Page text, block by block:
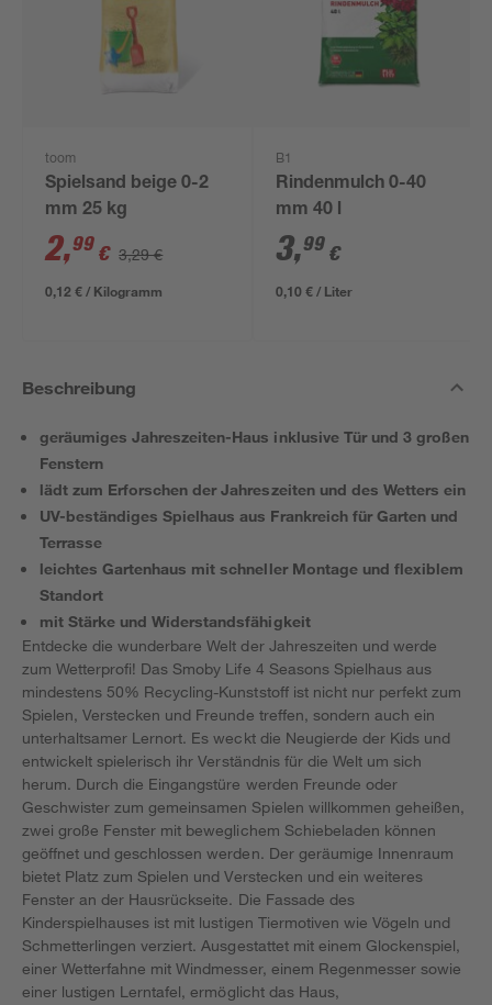
toom
Spielsand beige 0-2
mm 25 kg
2,99 € 3,29 €
0,12 € / Kilogramm
B1
Rindenmulch 0-40
mm 40 l
3,99 €
0,10 € / Liter
Beschreibung
geräumiges Jahreszeiten-Haus inklusive Tür und 3 großen
Fenstern
lädt zum Erforschen der Jahreszeiten und des Wetters ein
UV-beständiges Spielhaus aus Frankreich für Garten und
Terrasse
leichtes Gartenhaus mit schneller Montage und flexiblem
Standort
mit Stärke und Widerstandsfähigkeit
Entdecke die wunderbare Welt der Jahreszeiten und werde
zum Wetterprofi! Das Smoby Life 4 Seasons Spielhaus aus
mindestens 50% Recycling-Kunststoff ist nicht nur perfekt zum
Spielen, Verstecken und Freunde treffen, sondern auch ein
unterhaltsamer Lernort. Es weckt die Neugierde der Kids und
entwickelt spielerisch ihr Verständnis für die Welt um sich
herum. Durch die Eingangstüre werden Freunde oder
Geschwister zum gemeinsamen Spielen willkommen geheißen,
zwei große Fenster mit beweglichem Schiebeladen können
geöffnet und geschlossen werden. Der geräumige Innenraum
bietet Platz zum Spielen und Verstecken und ein weiteres
Fenster an der Hausrückseite. Die Fassade des
Kinderspielhauses ist mit lustigen Tiermotiven wie Vögeln und
Schmetterlingen verziert. Ausgestattet mit einem Glockenspiel,
einer Wetterfahne mit Windmesser, einem Regenmesser sowie
einer lustigen Lerntafel, ermöglicht das Haus,